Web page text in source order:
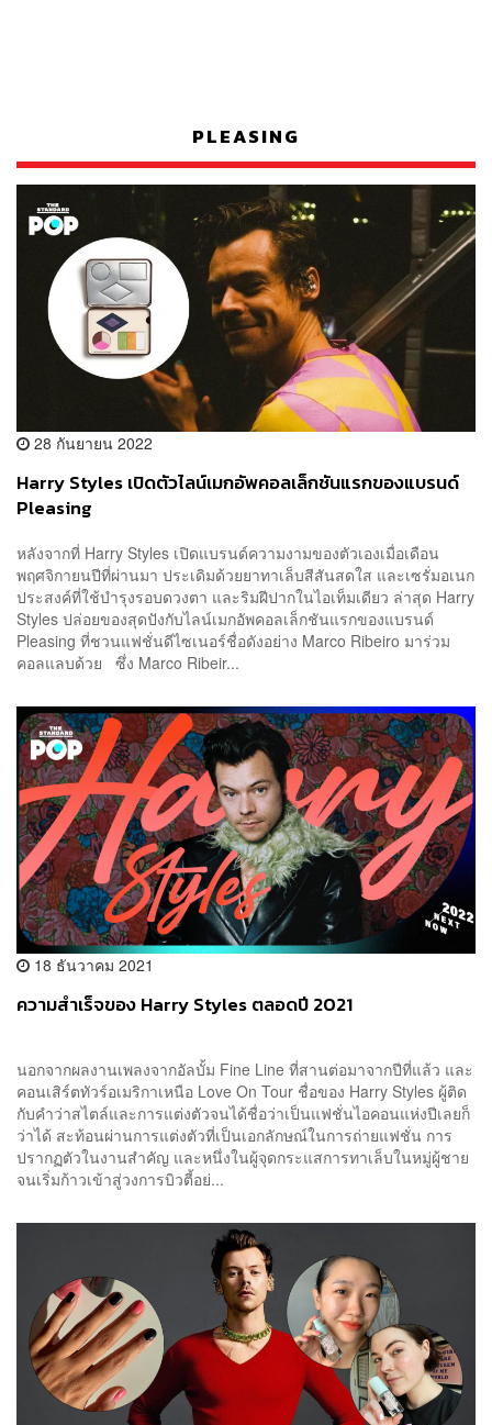
PLEASING
28 กันยายน 2022
Harry Styles เปิดตัวไลน์เมกอัพคอลเล็กชันแรกของแบรนด์
Pleasing
หลังจากที่ Harry Styles เปิดแบรนด์ความงามของตัวเองเมื่อเดือน
พฤศจิกายนปีที่ผ่านมา ประเดิมด้วยยาทาเล็บสีสันสดใส และเซรั่มอเนก
ประสงค์ที่ใช้บำรุงรอบดวงตา และริมฝีปากในไอเท็มเดียว ล่าสุด Harry
Styles ปล่อยของสุดปังกับไลน์เมกอัพคอลเล็กชันแรกของแบรนด์
Pleasing ที่ชวนแฟชั่นดีไซเนอร์ชื่อดังอย่าง Marco Ribeiro มาร่วม
คอลแลบด้วย ซึ่ง Marco Ribeir...
18 ธันวาคม 2021
ความสำเร็จของ Harry Styles ตลอดปี 2021
นอกจากผลงานเพลงจากอัลบั้ม Fine Line ที่สานต่อมาจากปีที่แล้ว และ
คอนเสิร์ตทัวร์อเมริกาเหนือ Love On Tour ชื่อของ Harry Styles ผู้ติด
กับคำว่าสไตล์และการแต่งตัวจนได้ชื่อว่าเป็นแฟชั่นไอคอนแห่งปีเลยก็
ว่าได้ สะท้อนผ่านการแต่งตัวที่เป็นเอกลักษณ์ในการถ่ายแฟชั่น การ
ปรากฏตัวในงานสำคัญ และหนึ่งในผู้จุดกระแสการทาเล็บในหมู่ผู้ชาย
จนเริ่มก้าวเข้าสู่วงการบิวตี้อย่...